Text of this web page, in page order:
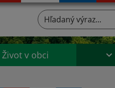
Hľadaný výraz...
Život v obci